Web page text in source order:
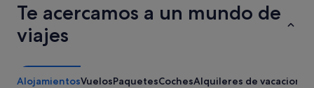
Te acercamos a un mundo de
viajes
AlojamientosVuelosPaquetesCochesAlquileres de vacaciones